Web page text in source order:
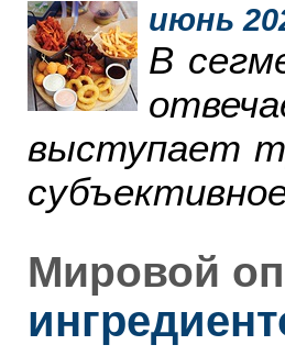
июнь
В
выступает
Мировой